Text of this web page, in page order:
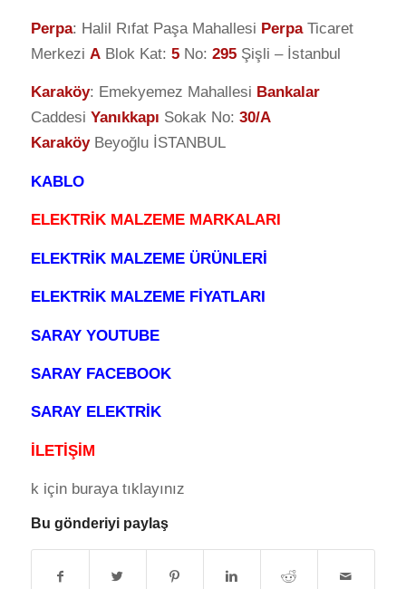
Perpa: Halil Rıfat Paşa Mahallesi PerpaTicaret
Merkezi ABlok Kat: 5No: 295Şişli – İstanbul
Karaköy: Emekyemez Mahallesi Bankalar
Caddesi Yanıkkapı Sokak No: 30/A
KaraköyBeyoğlu İSTANBUL
KABLO
ELEKTRİK MALZEME MARKALARI
ELEKTRİK MALZEME ÜRÜNLERİ
ELEKTRİK MALZEME FİYATLARI
SARAY YOUTUBE
SARAY FACEBOOK
SARAY ELEKTRİK
İLETİŞİM
k için buraya tıklayınız
Bu gönderiyi paylaş